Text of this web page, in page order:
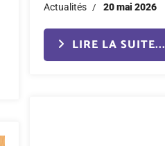
Actualités 20 mai 2026
LIRE LA SUITE...